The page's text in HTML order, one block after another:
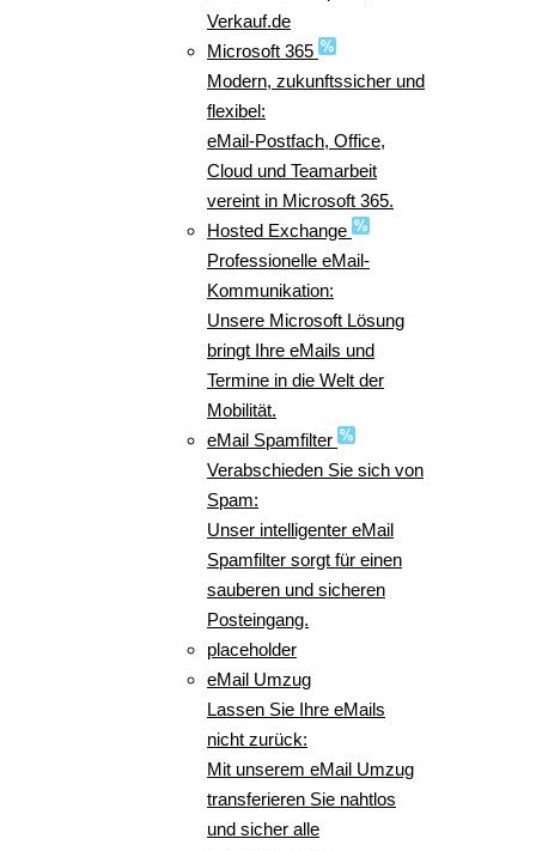
Verkauf.de
Microsoft 365
Modern, zukunftssicher und
flexibel:
eMail-Postfach, Office,
Cloud und Teamarbeit
vereint in Microsoft 365.
Hosted Exchange
Professionelle eMail-
Kommunikation:
Unsere Microsoft Lösung
bringt Ihre eMails und
Termine in die Welt der
Mobilität.
eMail Spamfilter
Verabschieden Sie sich von
Spam:
Unser intelligenter eMail
Spamfilter sorgt für einen
sauberen und sicheren
Posteingang.
placeholder
eMail Umzug
Lassen Sie Ihre eMails
nicht zurück:
Mit unserem eMail Umzug
transferieren Sie nahtlos
und sicher alle